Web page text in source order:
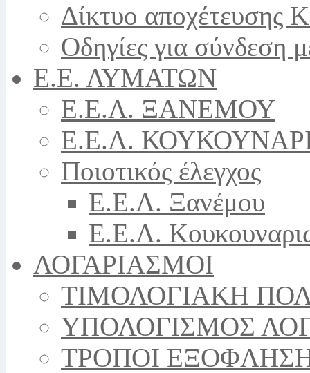
Δίκτυο αποχέτευσης
Οδηγίες για σύνδεση
Ε.Ε. ΛΥΜΑΤΩΝ
Ε.Ε.Λ. ΞΑΝΕΜΟΥ
Ε.Ε.Λ.
Ποιοτικός έλεγχος
Ε.Ε.Λ. Ξανέμου
Ε.Ε.Λ.
ΛΟΓΑΡΙΑΣΜΟΙ
ΤΙΜΟΛΟΓΙΑΚΗ
ΥΠΟΛΟΓΙΣΜΟΣ
ΤΡΟΠΟΙ